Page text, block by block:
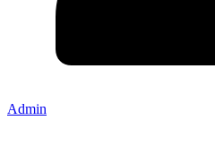
Admin